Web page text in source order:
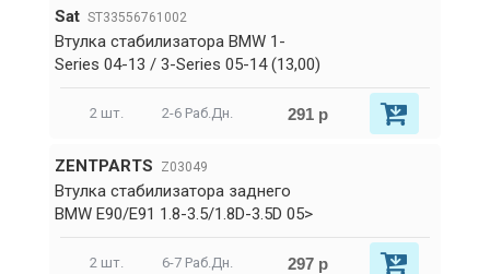
Sat ST33556761002
Втулка стабилизатора BMW 1-
Series 04-13 / 3-Series 05-14 (13,00)
2 шт. 2-6 Раб.Дн. 291 р
ZENTPARTS Z03049
Втулка стабилизатора заднего
BMW E90/E91 1.8-3.5/1.8D-3.5D 05>
2 шт. 6-7 Раб.Дн. 297 р